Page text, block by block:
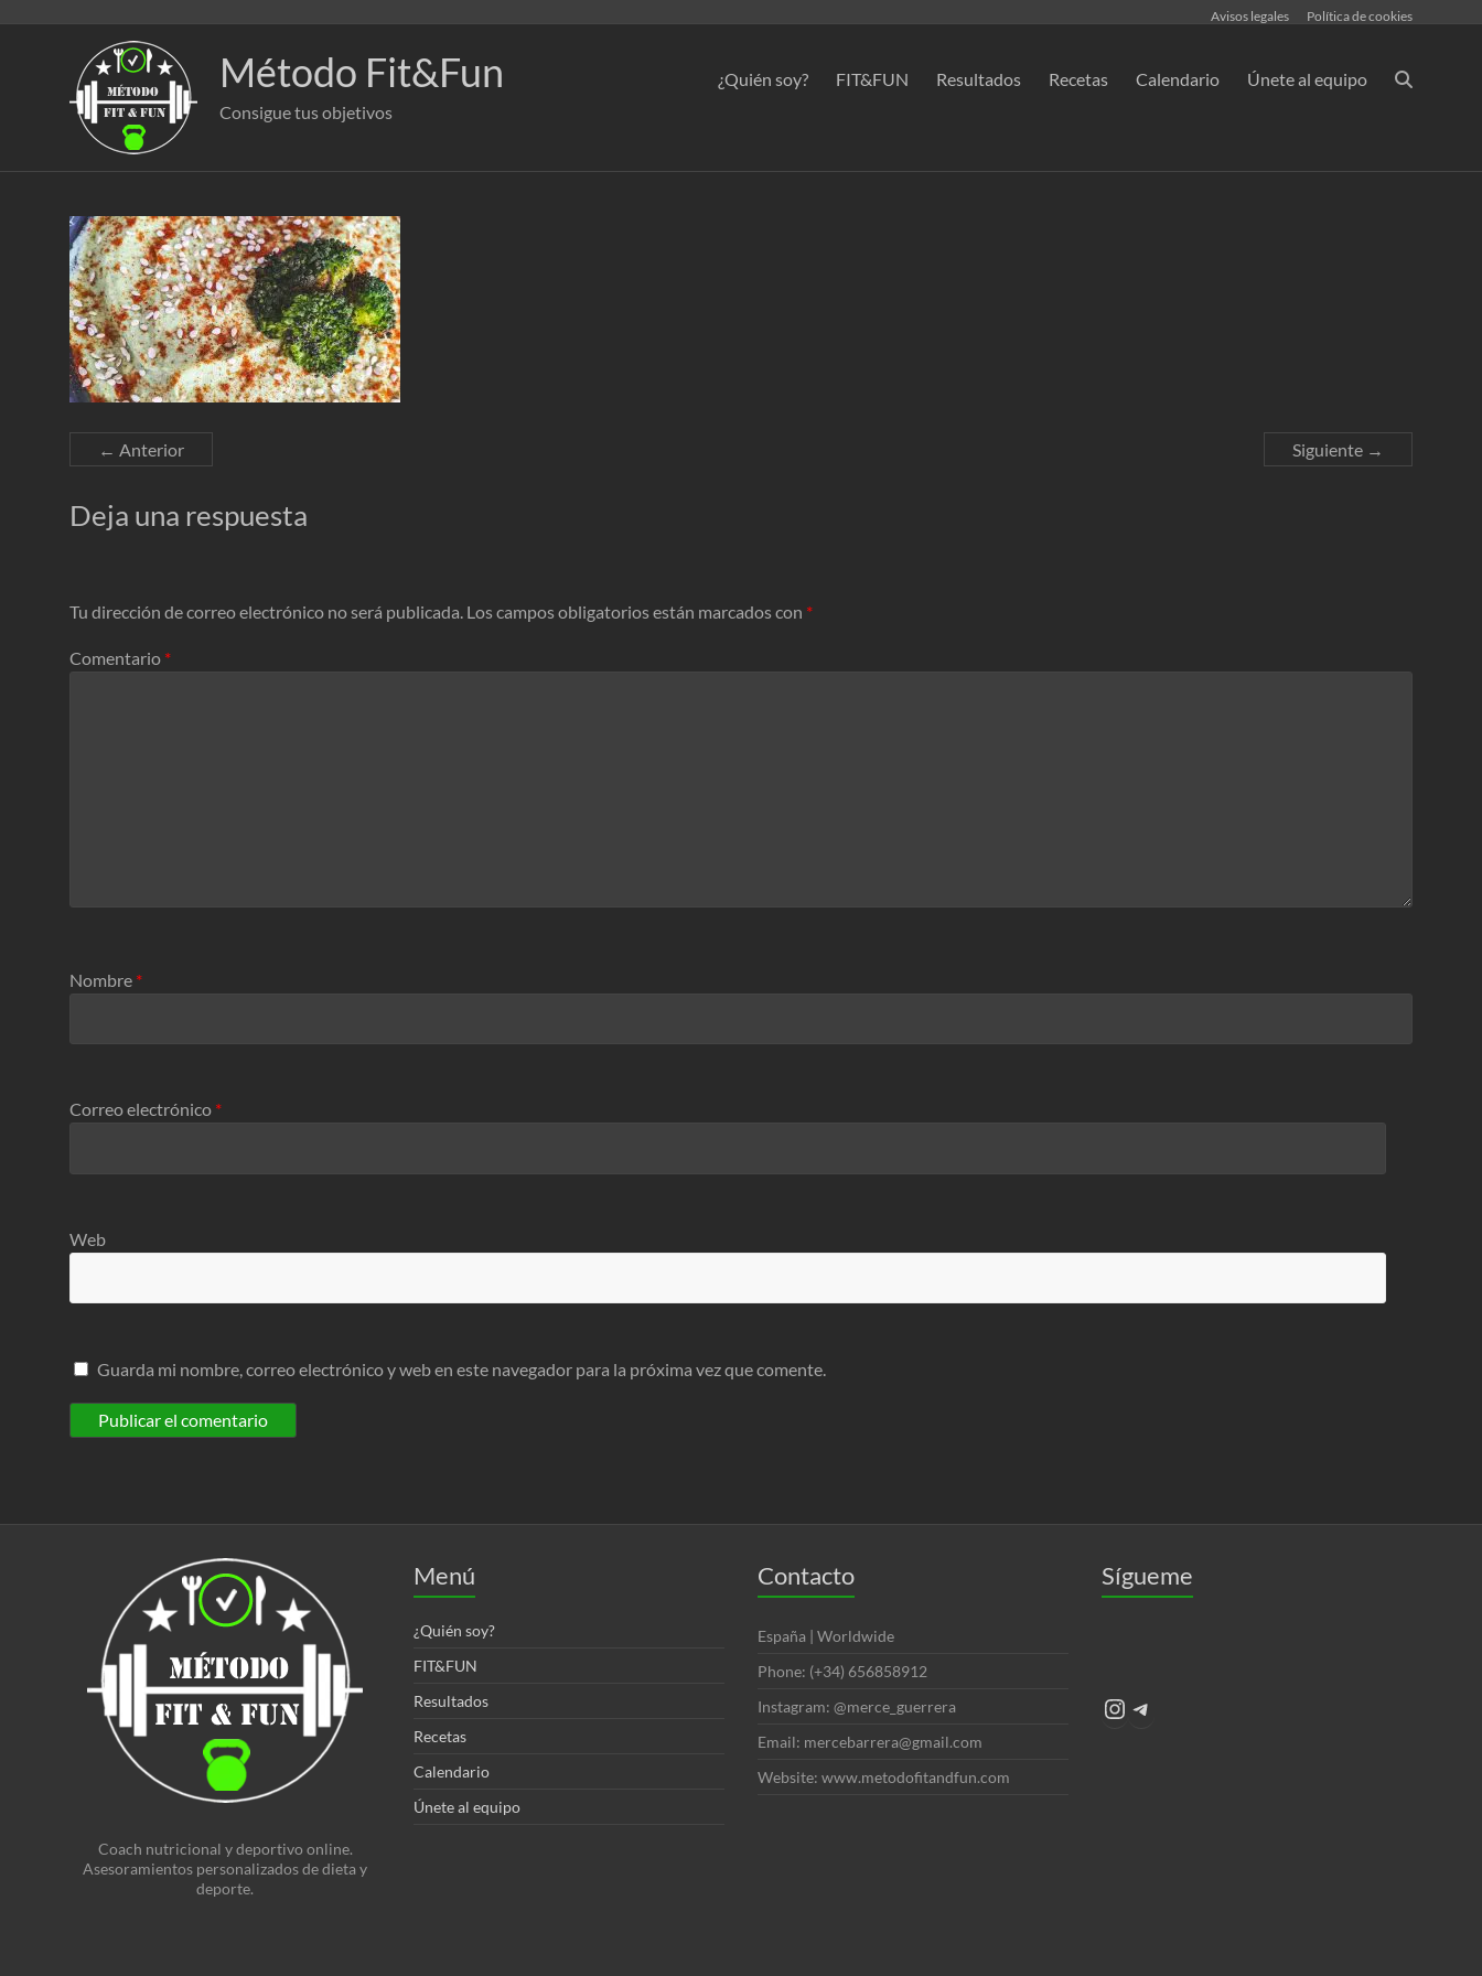
al
Avisos legales Política de cookies
Método Fit&Fun
Consigue tus objetivos
¿Quién soy? FIT&FUN Resultados Recetas Calendario Únete al equipo
← Anterior Siguiente →
Deja una respuesta
Tu dirección de correo electrónico no será publicada. Los campos obligatorios están marcados con *
Comentario *
Nombre *
Correo electrónico *
Web
Guarda mi nombre, correo electrónico y web en este navegador para la próxima vez que comente.
Coach nutricional y deportivo online.
Asesoramientos personalizados de dieta y
deporte.
Menú
¿Quién soy?
FIT&FUN
Resultados
Recetas
Calendario
Únete al equipo
Contacto
España | Worldwide
Phone: (+34) 656858912
Instagram: @merce_guerrera
Email: mercebarrera@gmail.com
Website: www.metodofitandfun.com
Sígueme
Instagram
Telegram